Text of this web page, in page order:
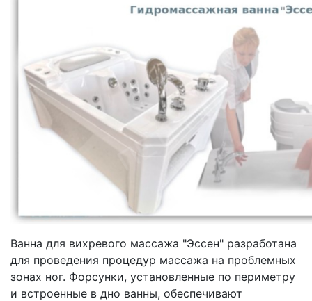
Ванна для вихревого массажа "Эссен" разработана
для проведения процедур массажа на проблемных
зонах ног. Форсунки, установленные по периметру
и встроенные в дно ванны, обеспечивают